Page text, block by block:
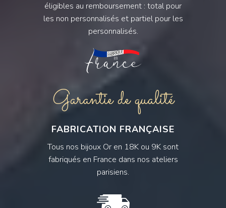
éligibles au remboursement : total pour
les non personnalisés et partiel pour les
personnalisés.
Garantie de qualité
FABRICATION FRANÇAISE
Tous nos bijoux Or en 18K ou 9K sont
fabriqués en France dans nos ateliers
parisiens.